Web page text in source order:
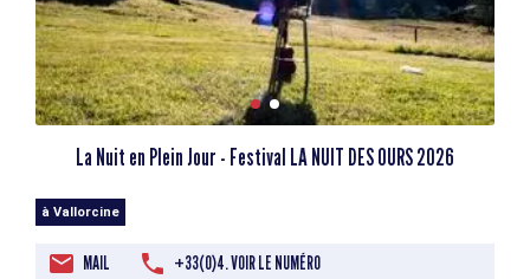
La Nuit en Plein Jour - Festival LA NUIT DES OURS 2026
à Vallorcine
MAIL +33(0)4. VOIR LE NUMÉRO